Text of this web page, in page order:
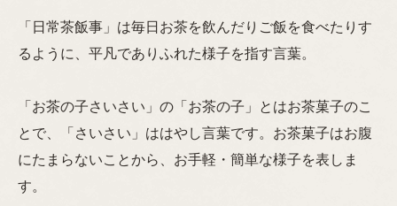
「日常茶飯事」は毎日お茶を飲んだりご飯を食べたりす
るように、平凡でありふれた様子を指す言葉。
「お茶の子さいさい」の「お茶の子」とはお茶菓子のこ
とで、「さいさい」ははやし言葉です。お茶菓子はお腹
にたまらないことから、お手軽・簡単な様子を表しま
す。